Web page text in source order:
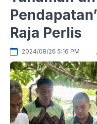
Raja Perlis
2024/08/26 5:16 PM